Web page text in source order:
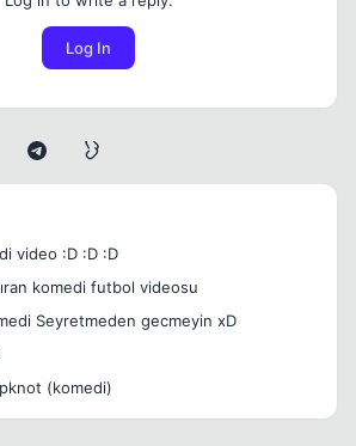
Log In
video :D :D :D
komedi futbol videosu
Seyretmeden gecmeyin xD
(komedi)